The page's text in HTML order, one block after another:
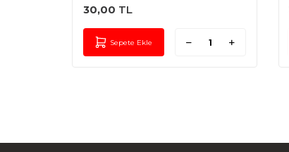
30,00 TL
Sepete Ekle